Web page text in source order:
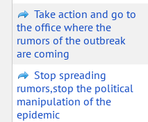
Take action and go to
the office where the
rumors of the outbreak
are coming
Stop spreading
rumors,stop the political
manipulation of the
epidemic